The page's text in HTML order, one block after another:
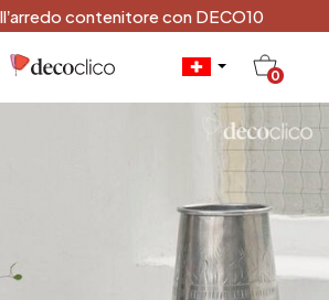
contenitore con DECO10
0